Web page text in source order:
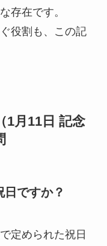
存在です。
役割も、この記
1月11日 記念
ですか？
定められた祝日